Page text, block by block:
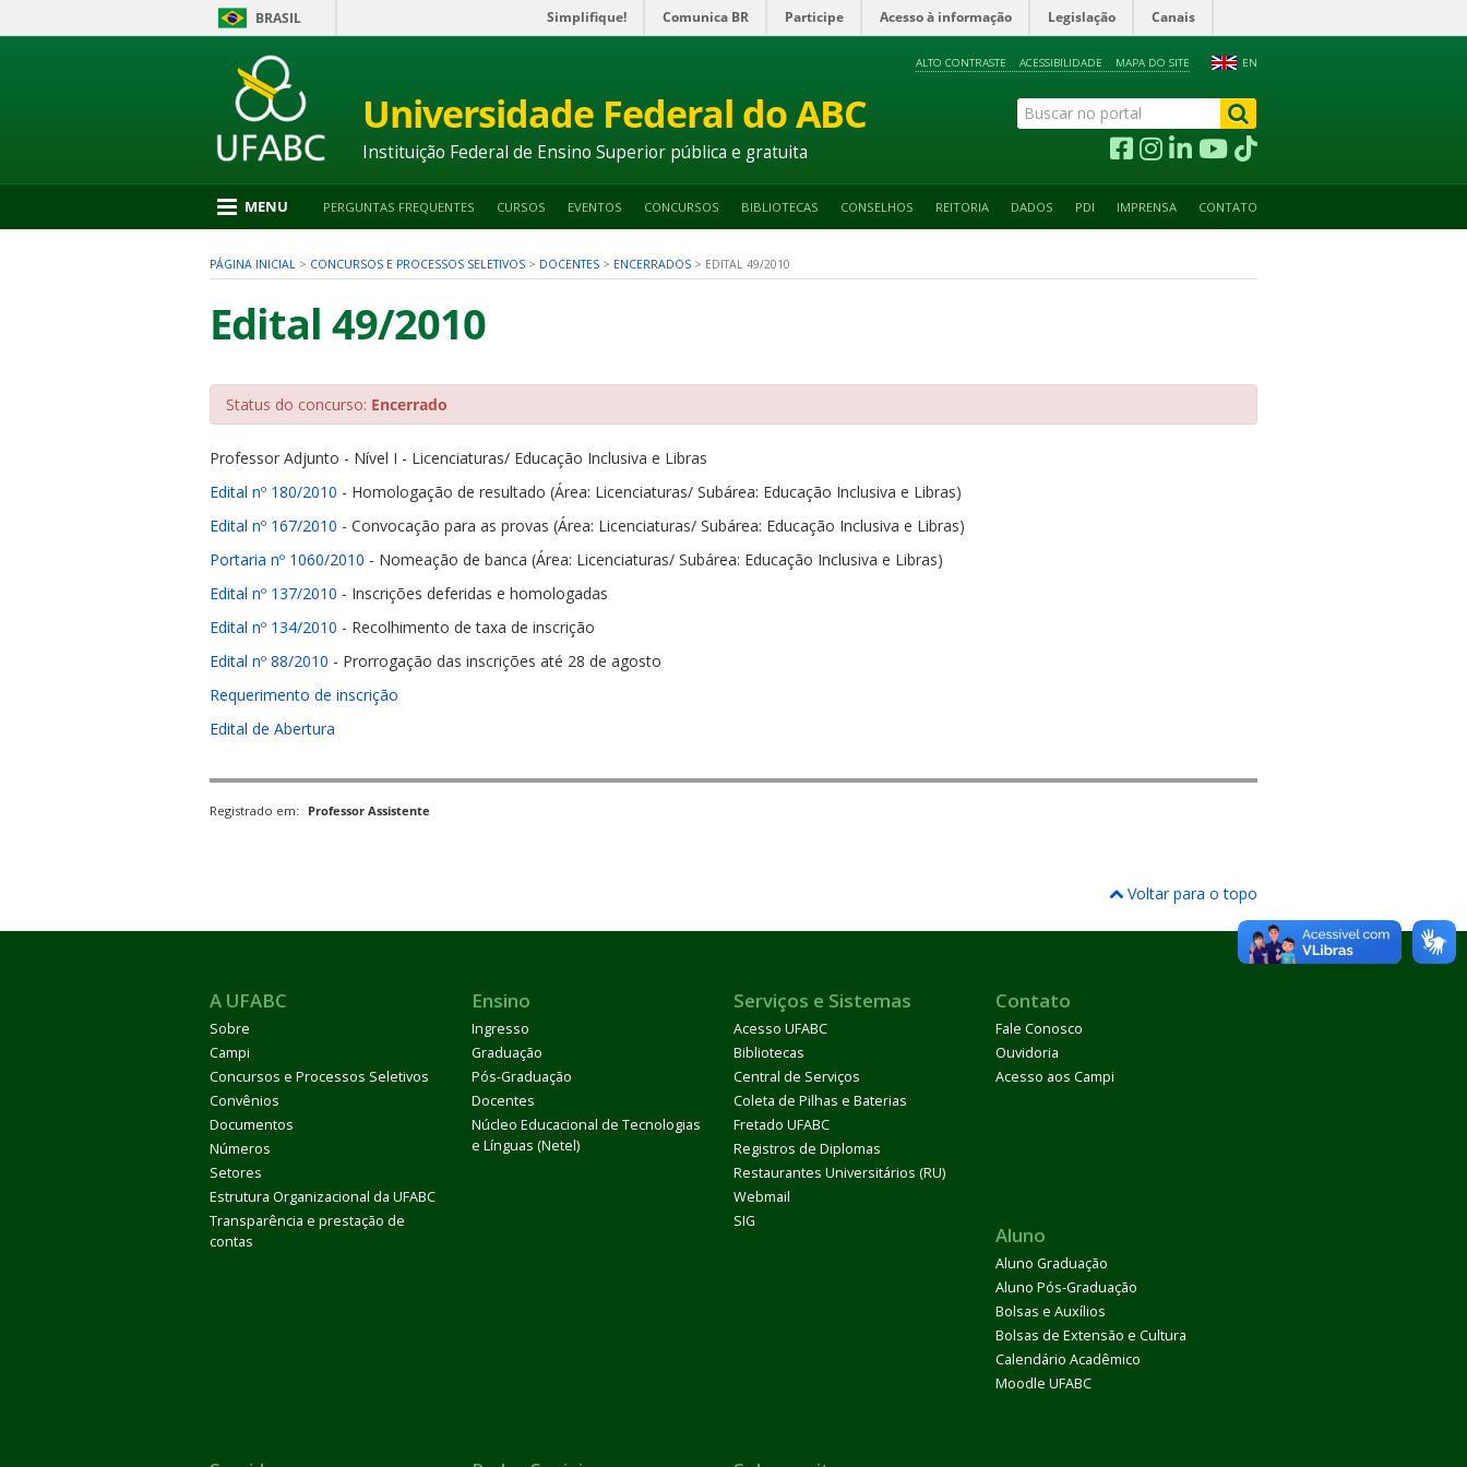
BRASIL Simplifique! Comunica BR Participe Acesso à informação Legislação Canais
para
2
Ir
4
EN
ALTO CONTRASTE ACESSIBILIDADE MAPA DO SITE
Universidade Federal do ABC
Instituição Federal de Ensino Superior pública e gratuita
MENU PERGUNTAS FREQUENTES CURSOS EVENTOS CONCURSOS BIBLIOTECAS CONSELHOS REITORIA DADOS PDI IMPRENSA CONTATO
PÁGINA INICIAL > CONCURSOS E PROCESSOS SELETIVOS > DOCENTES > ENCERRADOS > EDITAL 49/2010
Edital 49/2010
Status do concurso: Encerrado
Professor Adjunto - Nível I - Licenciaturas/ Educação Inclusiva e Libras
Edital nº 180/2010 - Homologação de resultado (Área: Licenciaturas/ Subárea: Educação Inclusiva e Libras)
Edital nº 167/2010 - Convocação para as provas (Área: Licenciaturas/ Subárea: Educação Inclusiva e Libras)
Portaria nº 1060/2010 - Nomeação de banca (Área: Licenciaturas/ Subárea: Educação Inclusiva e Libras)
Edital nº 137/2010 - Inscrições deferidas e homologadas
Edital nº 134/2010 - Recolhimento de taxa de inscrição
Edital nº 88/2010 - Prorrogação das inscrições até 28 de agosto
Requerimento de inscrição
Edital de Abertura
Registrado em: Professor Assistente
Voltar para o topo
A UFABC
Sobre
Campi
Concursos e Processos Seletivos
Convênios
Documentos
Números
Setores
Estrutura Organizacional da UFABC
Transparência e prestação de
contas
Ensino
Ingresso
Graduação
Pós-Graduação
Docentes
Núcleo Educacional de Tecnologias
e Línguas (Netel)
Serviços e Sistemas
Acesso UFABC
Bibliotecas
Central de Serviços
Coleta de Pilhas e Baterias
Fretado UFABC
Registros de Diplomas
Restaurantes Universitários (RU)
Webmail
SIG
Contato
Fale Conosco
Ouvidoria
Acesso aos Campi
Aluno
Aluno Graduação
Aluno Pós-Graduação
Bolsas e Auxílios
Bolsas de Extensão e Cultura
Calendário Acadêmico
Moodle UFABC